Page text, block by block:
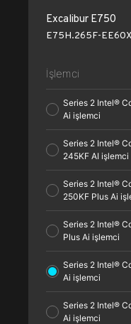
Excalibur E750
E75H.265F-
İşlemci
Series 2 Intel®
Ai işlemci
Series 2 Intel®
245KF AI işlemci
Series 2 Intel®
250KF Plus Ai
Series 2 Intel®
Plus Ai işlemci
Series 2 Intel®
Ai işlemci
Series 2 Intel®
Ai işlemci